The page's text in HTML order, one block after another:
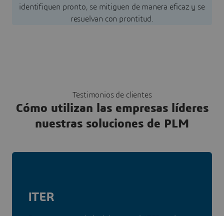
identifiquen pronto, se mitiguen de manera eficaz y se
resuelvan con prontitud.
Testimonios de clientes
Cómo utilizan las empresas líderes
nuestras soluciones de PLM
ITER